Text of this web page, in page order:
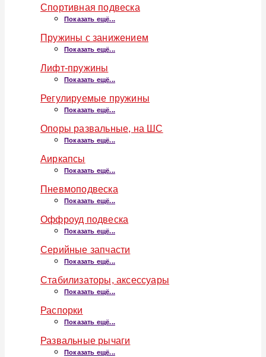
Спортивная подвеска
Показать ещё...
Пружины с занижением
Показать ещё...
Лифт-пружины
Показать ещё...
Регулируемые пружины
Показать ещё...
Опоры развальные, на ШС
Показать ещё...
Аиркапсы
Показать ещё...
Пневмоподвеска
Показать ещё...
Оффроуд подвеска
Показать ещё...
Серийные запчасти
Показать ещё...
Стабилизаторы, аксессуары
Показать ещё...
Распорки
Показать ещё...
Развальные рычаги
Показать ещё...